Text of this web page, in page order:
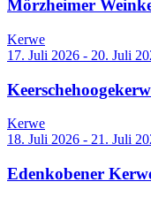
Mörzheimer
Kerwe
17. Juli 2026 - 20. Juli
Kerwe
18. Juli 2026 - 21. Juli
Edenkobener